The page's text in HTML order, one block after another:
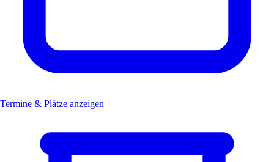
Termine & Plätze anzeigen